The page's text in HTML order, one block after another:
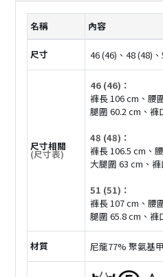
名稱 內容
尺寸 46 (46)、48 (48)
尺寸相關
(尺寸表)
46 (46)：
褲長 106 cm、腰
腿圍 60.2 cm、褲
48 (48)：
褲長 106.5 cm、
大腿圍 63 cm、
51 (51)：
褲長 107 cm、腰
腿圍 65.8 cm、褲
材質 尼龍77% 聚氨基